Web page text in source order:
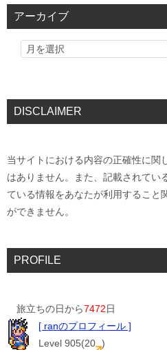
アーカイブ
DISCLAIMER
当サイトにおける内容の正確性に関
はありません。また、記載されてい
ている情報をあなたが利用すること
ができません。
PROFILE
旅立ちの日から7472日
[ ranのプロフィール ]
Level 905(20 )